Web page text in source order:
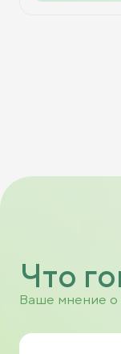
Что
Ваше мнение о